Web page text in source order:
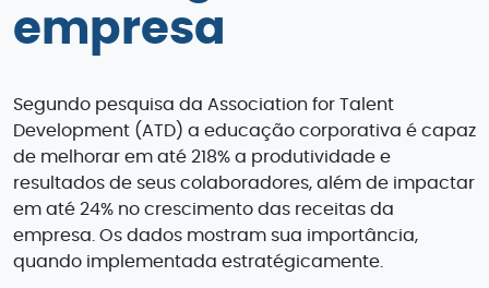
empresa
Segundo pesquisa da Association for Talent
Development (ATD) a educação corporativa é capaz
de melhorar em até 218% a produtividade e
resultados de seus colaboradores, além de impactar
em até 24% no crescimento das receitas da
empresa. Os dados mostram sua importância,
quando implementada estratégicamente.